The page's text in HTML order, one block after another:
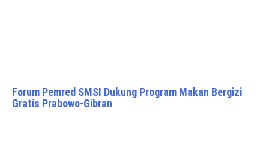
Forum Pemred SMSI Dukung Program Makan Bergizi
Gratis Prabowo-Gibran